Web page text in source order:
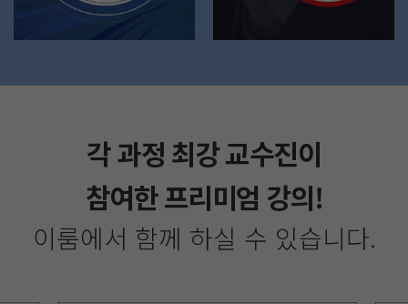
각 과정 최강 교수진이
참여한 프리미엄 강의!
이룸에서 함께 하실 수 있습니다.